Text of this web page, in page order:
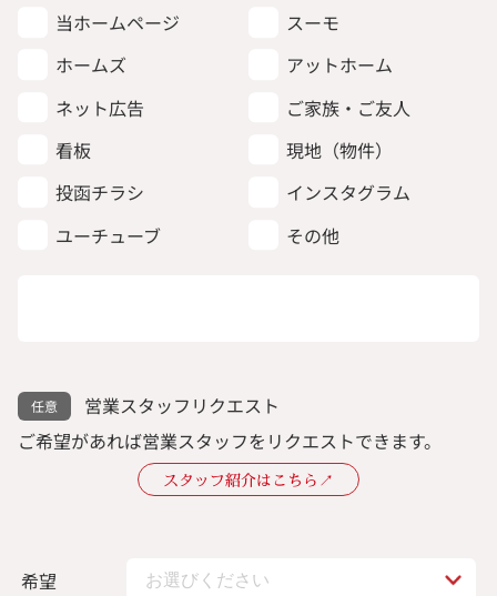
当ホームページ
スーモ
ホームズ
アットホーム
ネット広告
ご家族・ご友人
看板
現地（物件）
投函チラシ
インスタグラム
ユーチューブ
その他
営業スタッフリクエスト
ご希望があれば営業スタッフをリクエストできます。
スタッフ紹介はこちら↗︎
希望